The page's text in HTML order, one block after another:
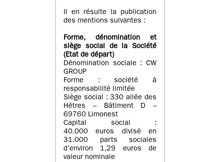
Il en résulte la publication
des mentions suivantes :
Forme, dénomination et
siège social de la Société
(Etatde départ)
Dénomination sociale : CW
GROUP
Forme : société à
responsabilité limitée
Siège social : 330 allée des
Hêtres – Bâtiment D –
69760 Limonest
Capital social :
40.000 euros divisé en
31.000 parts sociales
d’environ 1,29 euros de
valeur nominale